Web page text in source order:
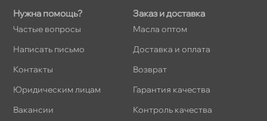
Нужна помощь?
Частые вопросы
Написать письмо
Контакты
Юридическим лицам
акансии
Заказ и доставка
Масла оптом
Доставка и оплата
озврат
Гарантия качества
Контроль качества